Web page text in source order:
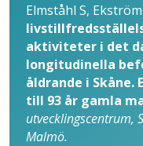
Elmståhl S,
aktiviteter i det
longitudinella
åldrande i Skåne.
till 93 år gamla
utvecklingscentrum,
Malmö.